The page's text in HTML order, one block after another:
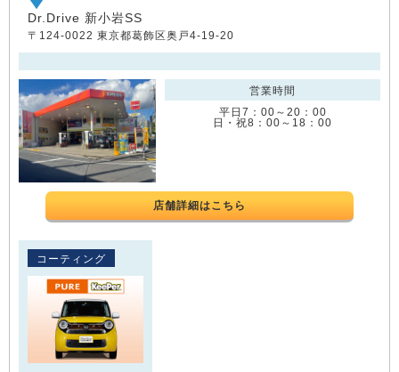
Dr.Drive 新小岩SS
〒124-0022 東京都葛飾区奥戸4-19-20
営業時間
平日7：00～20：00
日・祝8：00～18：00
店舗詳細はこちら
コーティング